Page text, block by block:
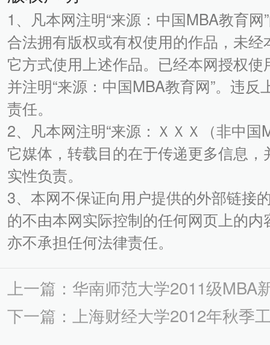
1、凡本网注明“来源：中国MBA教育
合法拥有版权或有权使用的作品，未
它方式使用上述作品。已经本网授权
并注明“来源：中国MBA教育网”。违
责任。
2、凡本网注明“来源：ＸＸＸ（非中
它媒体，转载目的在于传递更多信息
实性负责。
3、本网不保证向用户提供的外部链接
的不由本网实际控制的任何网页上的
亦不承担任何法律责任。
上一篇：华南师范大学2011级MBA
下一篇：上海财经大学2012年秋季